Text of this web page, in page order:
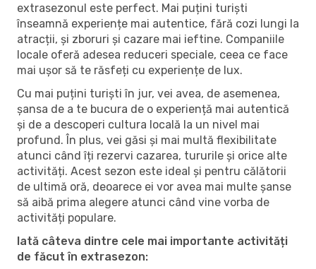
extrasezonul este perfect. Mai puțini turiști
înseamnă experiențe mai autentice, fără cozi lungi la
atracții, și zboruri și cazare mai ieftine. Companiile
locale oferă adesea reduceri speciale, ceea ce face
mai ușor să te răsfeți cu experiențe de lux.
Cu mai puțini turiști în jur, vei avea, de asemenea,
șansa de a te bucura de o experiență mai autentică
și de a descoperi cultura locală la un nivel mai
profund. În plus, vei găsi și mai multă flexibilitate
atunci când îți rezervi cazarea, tururile și orice alte
activități. Acest sezon este ideal și pentru călătorii
de ultimă oră, deoarece ei vor avea mai multe șanse
să aibă prima alegere atunci când vine vorba de
activități populare.
Iată câteva dintre cele mai importante activități
de făcut în extrasezon: